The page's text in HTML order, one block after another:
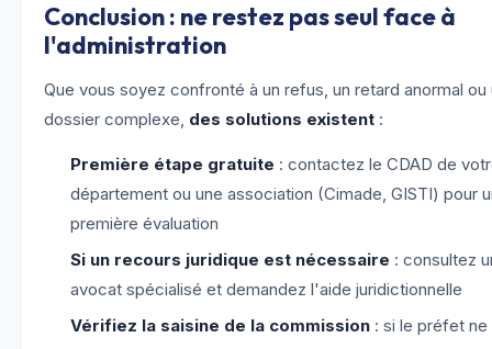
Conclusion : ne restez pas seul face à
l'administration
Que vous soyez confronté à un refus, un retard anormal ou
dossier complexe, des solutions existent :
Première étape gratuite : contactez le CDAD de
département ou une association (Cimade, GISTI) pour
première évaluation
Si un recours juridique est nécessaire : consultez
avocat spécialisé et demandez l'aide juridictionnelle
Vérifiez la saisine de la commission : si le préfet ne